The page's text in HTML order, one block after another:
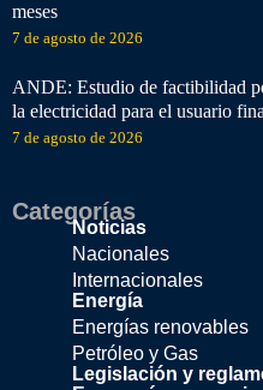
meses
7 de agosto de 2026
ANDE: Estudio de factibilidad
la electricidad para el usuario
7 de agosto de 2026
Categorías
Noticias
Nacionales
Internacionales
Energía
Energías renovables
Petróleo y Gas
Legislación y